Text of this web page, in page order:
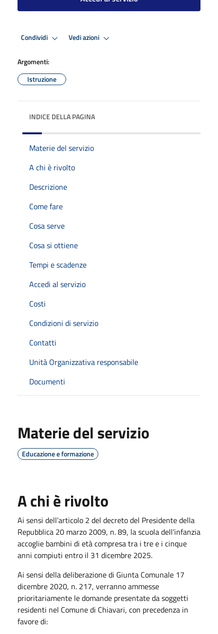
Condividi Vedi azioni
Argomenti:
Istruzione
INDICE DELLA PAGINA
Materie del servizio
A chi è rivolto
Descrizione
Come fare
Cosa serve
Cosa si ottiene
Tempi e scadenze
Accedi al servizio
Costi
Condizioni di servizio
Contatti
Unità Organizzativa responsabile
Documenti
Materie del servizio
Educazione e formazione
A chi è rivolto
Ai sensi dell’articolo 2 del decreto del Presidente della
Repubblica 20 marzo 2009, n. 89, la scuola dell’infanzia
accoglie bambini di età compresa tra i tre e i cinque
anni compiuti entro il 31 dicembre 2025.
Ai sensi della deliberazione di Giunta Comunale 17
dicembre 2020, n. 217, verranno ammesse
prioritariamente le domande presentate da soggetti
residenti nel Comune di Chiavari, con precedenza in
favore di: